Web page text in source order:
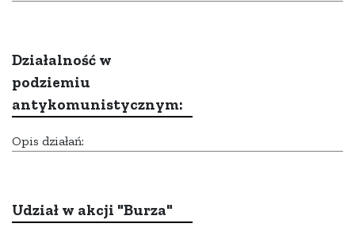
Działalność w
podziemiu
antykomunistycznym:
Opis działań:
Udział w akcji "Burza"